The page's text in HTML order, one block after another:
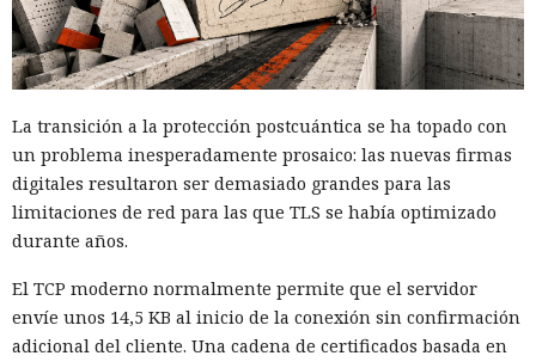
La transición a la protección postcuántica se ha topado con
un problema inesperadamente prosaico: las nuevas firmas
digitales resultaron ser demasiado grandes para las
limitaciones de red para las que TLS se había optimizado
durante años.
El TCP moderno normalmente permite que el servidor
envíe unos 14,5 KB al inicio de la conexión sin confirmación
adicional del cliente. Una cadena de certificados basada en